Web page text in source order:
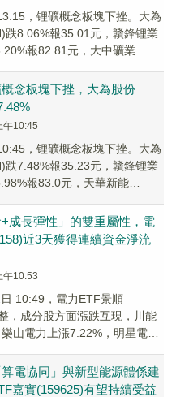
，锂礦概念板塊下挫。大為
跌8.06%報35.01元，贛鋒锂業
報82.81元，大中礦業
概念板塊下挫，大為股份
午10:45
，锂礦概念板塊下挫。大為
跌7.48%報35.23元，贛鋒锂業
報83.0元，天華新能
成長彈性」的雙重屬性，電
近3天獲得連續資金淨流
午10:53
10:49，電力ETF景順
，成分股方面漲跌互現，川能
山電力上漲7.22%，明星電力
電協同」與新型能源體係建
嘉實(159625)有望持續受益